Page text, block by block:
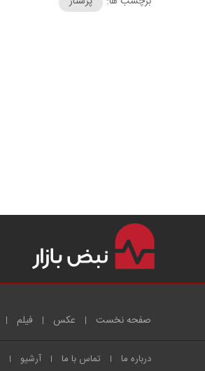
صفحه نخست عکس فیلم
درباره ما تماس با ما آرشیو